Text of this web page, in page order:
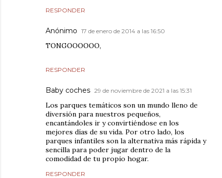
RESPONDER
Anónimo 17 de enero de 2014 a las 16:50
TONGOOOOOO,
RESPONDER
Baby coches 29 de noviembre de 2021 a las 15:31
Los parques temáticos son un mundo lleno de
diversión para nuestros pequeños,
encantándoles ir y convirtiéndose en los
mejores días de su vida. Por otro lado, los
parques infantiles son la alternativa más rápida y
sencilla para poder jugar dentro de la
comodidad de tu propio hogar.
RESPONDER